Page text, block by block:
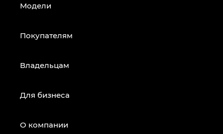
Модели
Покупателям
Владельцам
Для бизнеса
О компании